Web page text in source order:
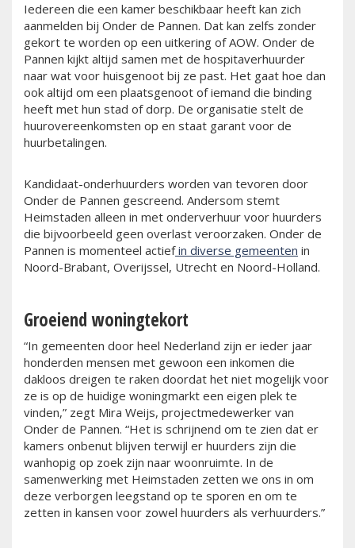
Iedereen die een kamer beschikbaar heeft kan zich
aanmelden bij Onder de Pannen. Dat kan zelfs zonder
gekort te worden op een uitkering of AOW. Onder de
Pannen kijkt altijd samen met de hospitaverhuurder
naar wat voor huisgenoot bij ze past. Het gaat hoe dan
ook altijd om een plaatsgenoot of iemand die binding
heeft met hun stad of dorp. De organisatie stelt de
huurovereenkomsten op en staat garant voor de
huurbetalingen.
Kandidaat-onderhuurders worden van tevoren door
Onder de Pannen gescreend. Andersom stemt
Heimstaden alleen in met onderverhuur voor huurders
die bijvoorbeeld geen overlast veroorzaken. Onder de
Pannen is momenteel actiefin diverse gemeenten in
Noord-Brabant, Overijssel, Utrecht en Noord-Holland.
Groeiend woningtekort
“In gemeenten door heel Nederland zijn er ieder jaar
honderden mensen met gewoon een inkomen die
dakloos dreigen te raken doordat het niet mogelijk voor
ze is op de huidige woningmarkt een eigen plek te
vinden,” zegt Mira Weijs, projectmedewerker van
Onder de Pannen. “Het is schrijnend om te zien dat er
kamers onbenut blijven terwijl er huurders zijn die
wanhopig op zoek zijn naar woonruimte. In de
samenwerking met Heimstaden zetten we ons in om
deze verborgen leegstand op te sporen en om te
zetten in kansen voor zowel huurders als verhuurders.”